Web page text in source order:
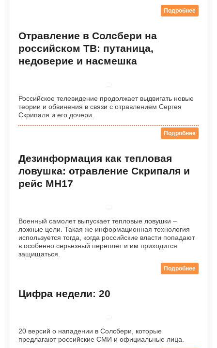
Подробнее
Отравление в Солсбери на
российском ТВ: путаница,
недоверие и насмешка
Российское телевидение продолжает выдвигать новые
теории и обвинения в связи с отравлением Сергея
Скрипаля и его дочери.
Подробнее
Дезинформация как тепловая
ловушка: отравление Скрипаля и
рейс МН17
Военный самолет выпускает тепловые ловушки –
ложные цели. Такая же информационная технология
используется тогда, когда российские власти попадают
в особенно серьезный переплет и им приходится
защищаться.
Подробнее
Цифра недели: 20
20 версий о нападении в Солсбери, которые
предлагают российские СМИ и официальные лица.